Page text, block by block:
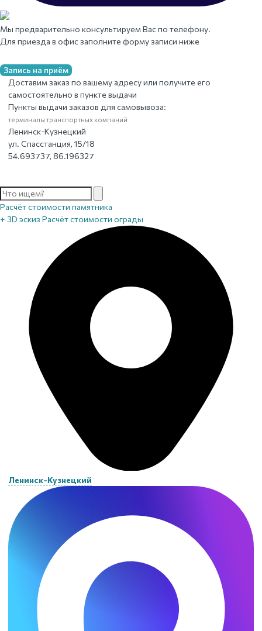
Мы предварительно консультируем Вас по телефону.
Для приезда в офис заполните форму записи ниже
Запись на приём
Доставим заказ по вашему адресу или получите его
самостоятельно в пункте выдачи
Пункты выдачи заказов для самовывоза:
терминалы транспортных компаний
Ленинск-Кузнецкий
ул. Спасстанция, 15/18
54.693737, 86.196327
Расчёт стоимости памятника
+ 3D эскиз Расчёт стоимости ограды
Ленинск-Кузнецкий